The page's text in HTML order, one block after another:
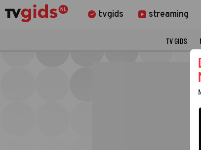
tvgids streaming
TV GIDS